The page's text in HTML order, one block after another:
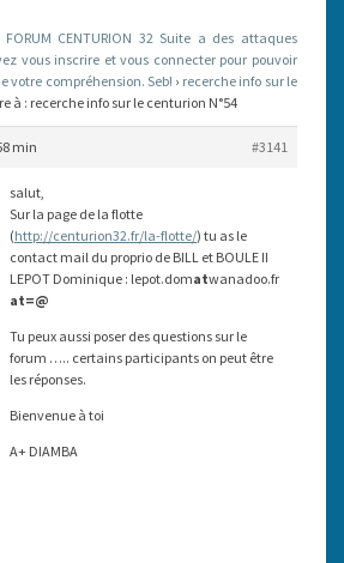
N°54
FORUM CENTURION 32 Suite a des attaques
vous inscrire et vous connecter pour pouvoir
votre compréhension. Seb! › recerche info sur le
à : recerche info sur le centurion N°54
min
#3141
salut,
Sur la page de la flotte
(http://centurion32.fr/la-flotte/) tu as le
contact mail du proprio de BILL et BOULE II
LEPOT Dominique : lepot.domatwanadoo.fr
at=@
Tu peux aussi poser des questions sur le
forum ….. certains participants on peut être
les réponses.
Bienvenue à toi
A+ DIAMBA